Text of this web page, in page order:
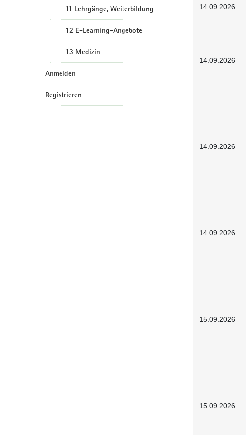
11 Lehrgänge, Weiterbildung
12 E-Learning-Angebote
13 Medizin
Anmelden
Registrieren
14.09.2026
14.09.2026
14.09.2026
14.09.2026
15.09.2026
15.09.2026